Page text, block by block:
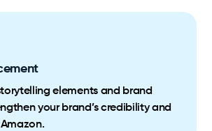
elements and brand
your brand’s credibility and